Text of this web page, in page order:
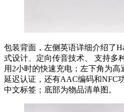
包装背面，左侧英语详细介绍了
式设计、定向传音技术、 支持多
用2小时的快速充电；左下角为高
延迟认证，还有AAC编码和NFC
中文标签；底部为物品清单图。